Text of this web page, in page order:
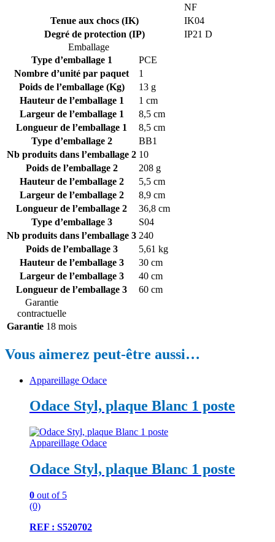
NF
Tenue aux chocs (IK)
IK04
Degré de protection (IP)
IP21 D
Emballage
Type d’emballage 1
PCE
Nombre d’unité par paquet
1
Poids de l’emballage (Kg)
13 g
Hauteur de l’emballage 1
1 cm
Largeur de l’emballage 1
8,5 cm
Longueur de l’emballage 1
8,5 cm
Type d’emballage 2
BB1
Nb produits dans l’emballage 2 10
Poids de l’emballage 2
208 g
Hauteur de l’emballage 2
5,5 cm
Largeur de l’emballage 2
8,9 cm
Longueur de l’emballage 2
36,8 cm
Type d’emballage 3
S04
Nb produits dans l’emballage 3 240
Poids de l’emballage 3
5,61 kg
Hauteur de l’emballage 3
30 cm
Largeur de l’emballage 3
40 cm
Longueur de l’emballage 3
60 cm
Garantie
contractuelle
Garantie 18 mois
Vous aimerez peut-être aussi…
Appareillage Odace
Odace Styl, plaque Blanc 1 poste
Appareillage Odace
Odace Styl, plaque Blanc 1 poste
0 out of 5
(0)
REF : S520702